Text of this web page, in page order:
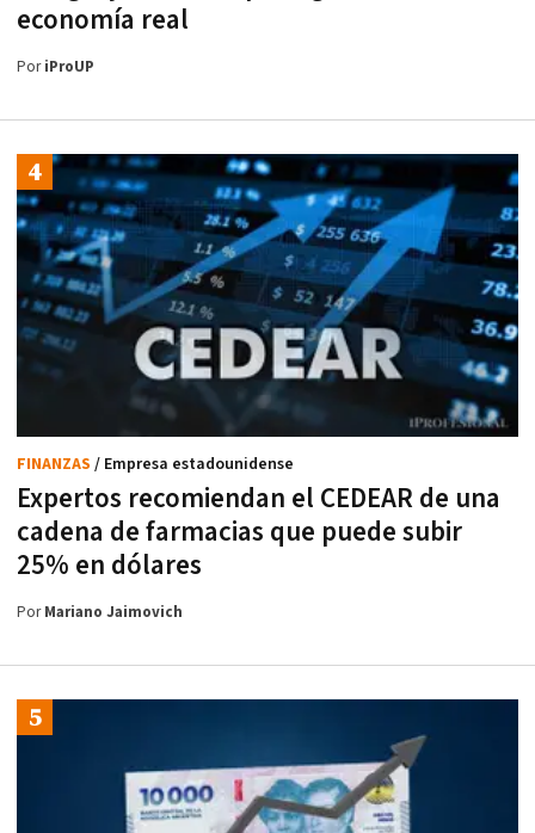
economía real
PoriProUP
Expertos recomiendan el CEDEAR de una
cadena de farmacias que puede subir
25% en dólares
FINANZAS / Empresa estadounidense
PorMariano Jaimovich